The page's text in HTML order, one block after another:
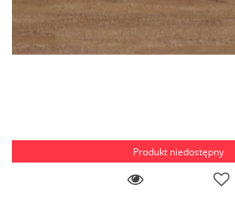
Produkt niedostępny